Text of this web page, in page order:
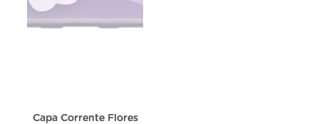
Capa Corrente Flores